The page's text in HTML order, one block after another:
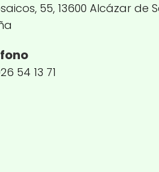
55, 13600 Alcázar de
54 13 71